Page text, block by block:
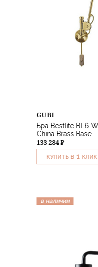
GUBI
Бра Bestlite BL6
China Brass Base
133 284 ₽
КУПИТЬ В 1 КЛИК
в наличии